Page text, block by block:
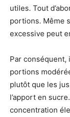
utiles. Tout
portions. Même
excessive peut
Par conséquent,
portions
plutôt que les
l’apport en
concentration